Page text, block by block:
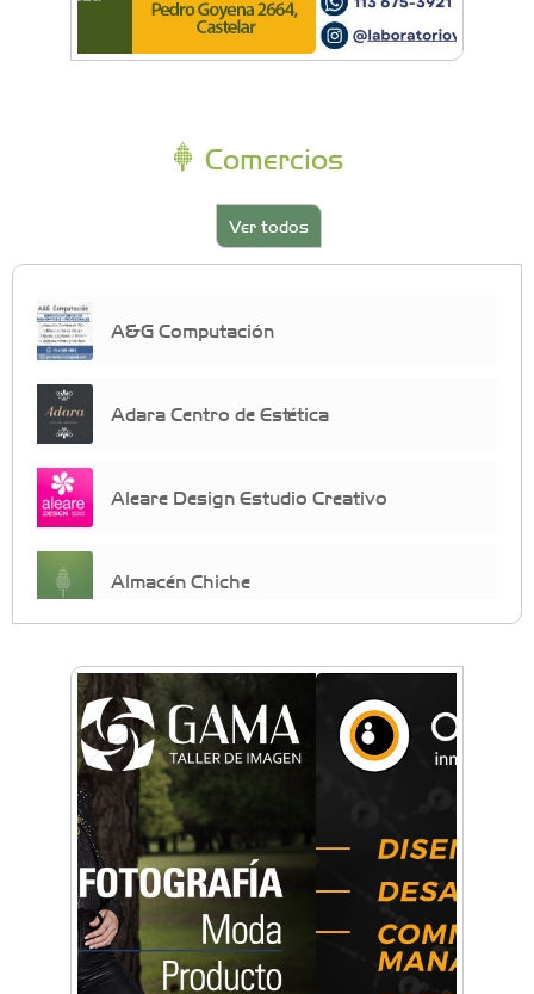
Comercios
Ver todos
A&G Computación
Adara Centro de Estética
Aleare Design Estudio Creativo
Almacén Chiche
crecimiento personal
Arq. Horacio Alejandro Sánchez
Artística ApasionArte
Artística Catalina